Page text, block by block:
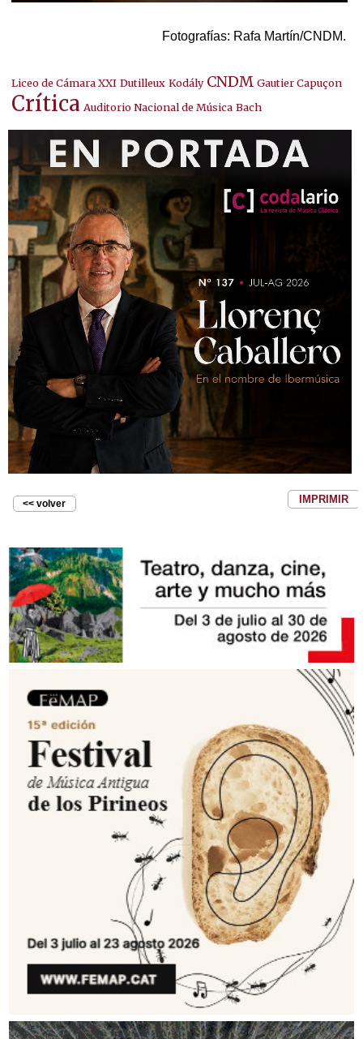
Fotografías: Rafa Martín/CNDM.
Liceo de Cámara XXI Dutilleux Kodály CNDM Gautier Capuçon
Crítica Auditorio Nacional de Música Bach
<< volver IMPRIMIR